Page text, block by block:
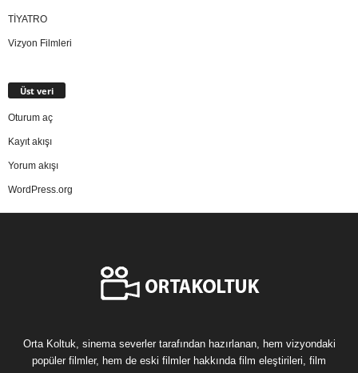
TİYATRO
Vizyon Filmleri
Üst veri
Oturum aç
Kayıt akışı
Yorum akışı
WordPress.org
Orta Koltuk, sinema severler tarafından hazırlanan, hem vizyondaki
popüler filmler, hem de eski filmler hakkında film eleştirileri, film